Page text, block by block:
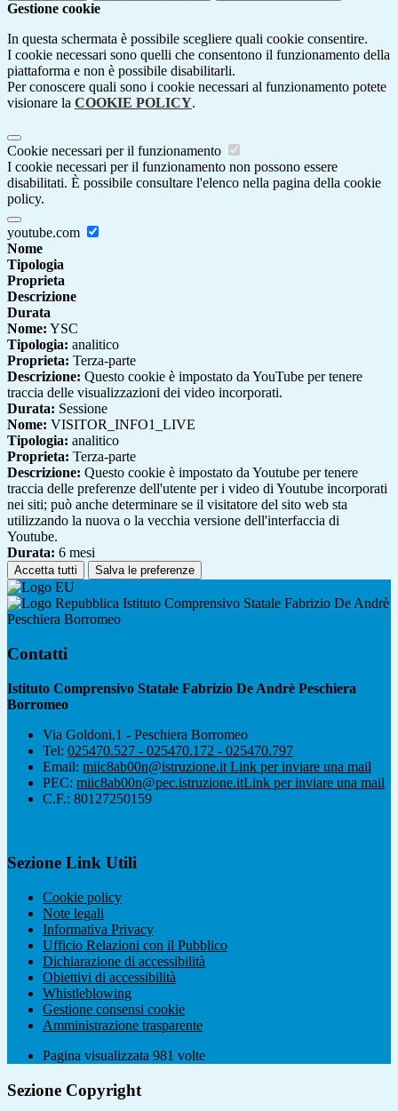
Gestione cookie
In questa schermata è possibile scegliere quali cookie consentire.
I cookie necessari sono quelli che consentono il funzionamento della
piattaforma e non è possibile disabilitarli.
Per conoscere quali sono i cookie necessari al funzionamento potete
visionare la COOKIE POLICY.
Cookie necessari per il funzionamento
I cookie necessari per il funzionamento non possono essere
disabilitati. È possibile consultare l'elenco nella pagina della cookie
policy.
youtube.com
Nome
Tipologia
Proprieta
Descrizione
Durata
Nome: YSC
Tipologia: analitico
Proprieta: Terza-parte
Descrizione: Questo cookie è impostato da YouTube per tenere
traccia delle visualizzazioni dei video incorporati.
Durata: Sessione
Nome: VISITOR_INFO1_LIVE
Tipologia: analitico
Proprieta: Terza-parte
Descrizione: Questo cookie è impostato da Youtube per tenere
traccia delle preferenze dell'utente per i video di Youtube incorporati
nei siti; può anche determinare se il visitatore del sito web sta
utilizzando la nuova o la vecchia versione dell'interfaccia di
Youtube.
Durata: 6 mesi
Accetta tutti Salva le preferenze
Istituto Comprensivo Statale Fabrizio De Andrè
Peschiera Borromeo
Contatti
Istituto Comprensivo Statale Fabrizio De Andrè Peschiera
Borromeo
Via Goldoni,1 - Peschiera Borromeo
Tel: 025470.527 - 025470.172 - 025470.797
Email: miic8ab00n@istruzione.it Link per inviare una mail
PEC: miic8ab00n@pec.istruzione.itLink per inviare una mail
C.F.: 80127250159
Sezione Link Utili
Cookie policy
Note legali
Informativa Privacy
Ufficio Relazioni con il Pubblico
Dichiarazione di accessibilità
Obiettivi di accessibilità
Whistleblowing
Gestione consensi cookie
Amministrazione trasparente
Pagina visualizzata 981 volte
Sezione Copyright